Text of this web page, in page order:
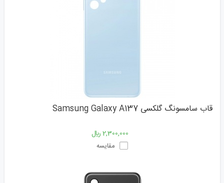
قاب سامسونگ گلکسی Samsung Galaxy A137
2,300,000 ﷼
مقایسه